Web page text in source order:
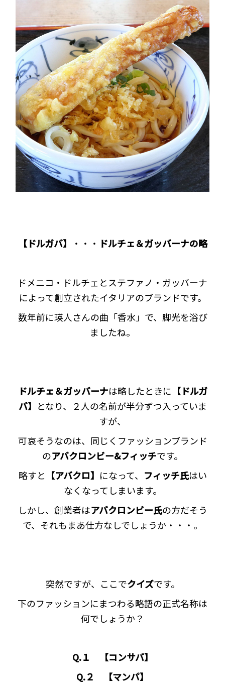
【ドルガバ】 ・・・ ドルチェ＆ガッバーナの略
ドメニコ・ドルチェとステファノ・ガッバーナ
によって創立されたイタリアのブランドです。
数年前に瑛人さんの曲「香水」で、脚光を浴び
ましたね。
ドルチェ＆ガッバーナは略したときに 【ドルガ
バ】 となり、２人の名前が半分ずつ入っていま
すが、
可哀そうなのは、同じくファッションブランド
のアバクロンビー&フィッチです。
略すと 【アバクロ】 になって、 フィッチ氏はい
なくなってしまいます。
しかし、創業者はアバクロンビー氏の方だそう
で、それもまあ仕方なしでしょうか・・・。
突然ですが、ここでクイズです。
下のファッションにまつわる略語の正式名称は
何でしょうか？
Q.１ 【コンサバ】
Q.２ 【マンパ】